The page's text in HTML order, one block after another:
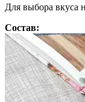
Для выбора вкуса
Состав: